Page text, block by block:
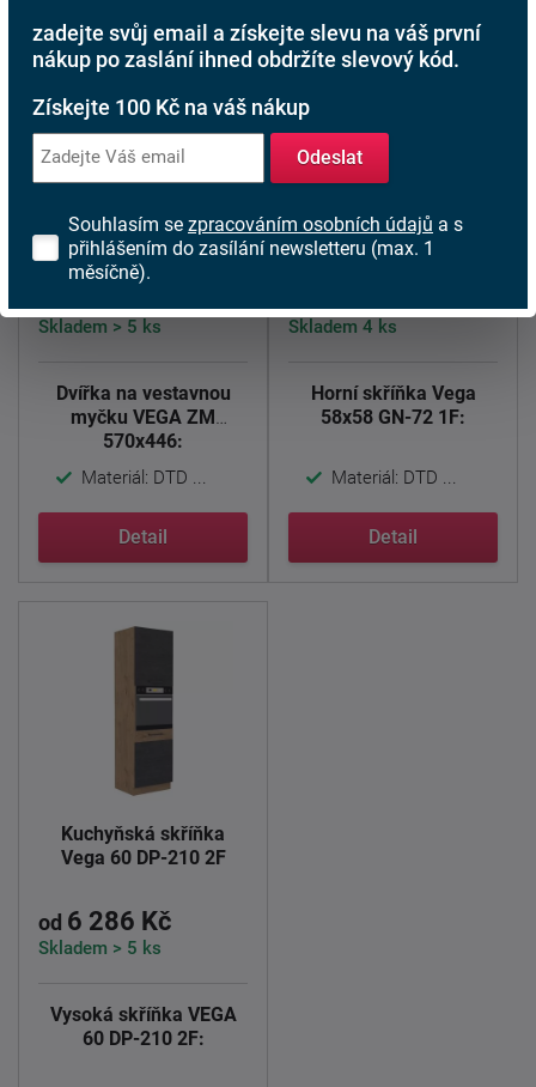
Kuchyňská skříňka
Vega ZM 570x446
Skladem > 5 ks
Dvířka na vestavnou
myčku VEGA ZM
570x446:
Materiál: DTD ...
Detail
VEGA 58x58 GN-72
1F
Skladem 4 ks
Horní skříňka Vega
58x58 GN-72 1F:
Materiál: DTD ...
Detail
Kuchyňská skříňka
Vega 60 DP-210 2F
od 6 286 Kč
Skladem > 5 ks
Vysoká skříňka VEGA
60 DP-210 2F:
zadejte svůj email a získejte slevu na váš první
nákup po zaslání ihned obdržíte slevový kód.
Získejte 100 Kč na váš nákup
Odeslat
Souhlasím se zpracováním osobních údajů a s
přihlášením do zasílání newsletteru (max. 1
měsíčně).